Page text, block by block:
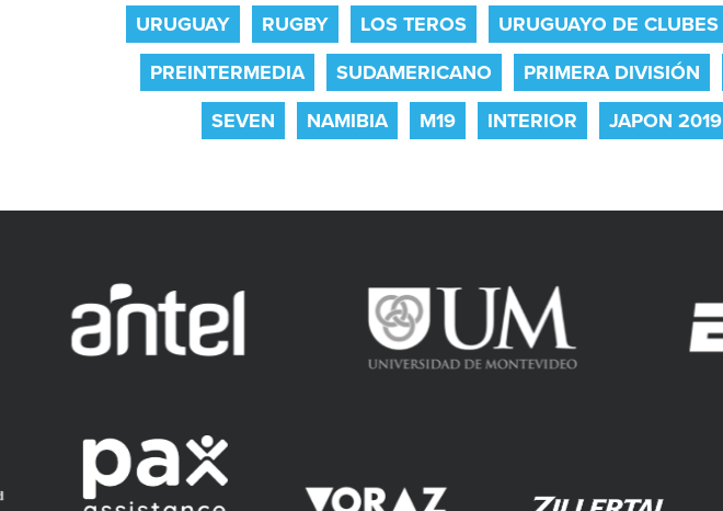
URUGUAY RUGBY LOS TEROS URUGUAYO DE CLUBES
PREINTERMEDIA
SUDAMERICANO PRIMERA DIVISIÓN
SEVEN
NAMIBIA M19 INTERIOR JAPON 2019